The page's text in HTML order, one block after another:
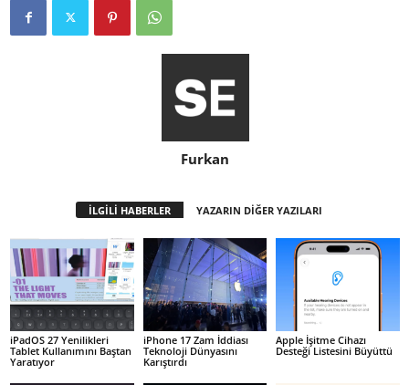
Furkan
İLGİLİ HABERLER YAZARIN DİĞER YAZILARI
iPadOS 27 Yenilikleri
Tablet Kullanımını Baştan
Yaratıyor
iPhone 17 Zam İddiası
Teknoloji Dünyasını
Karıştırdı
Apple İşitme Cihazı
Desteği Listesini Büyüttü